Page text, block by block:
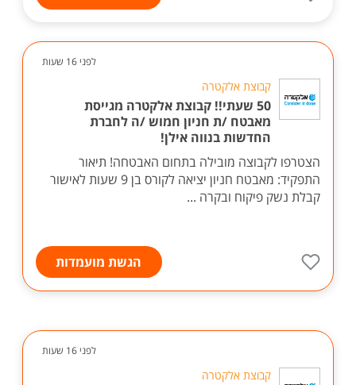
לפני 16 שעות
קבוצת אלקטרה
50 שעתי!! קבוצת אלקטרה מגייסת
מאבטח /ת חניון חמוש /ה לחברת
החדשות בנווה אילן!
הצטרפו לקבוצה מובילה בתחום האבטחה! תיאור
התפקיד: מאבטח חניון יציאה לקורס בן 9 שעות לאישור
קבלת נשק פיקוח ובקרה ...
הגשת מועמדות
לפני 16 שעות
קבוצת אלקטרה